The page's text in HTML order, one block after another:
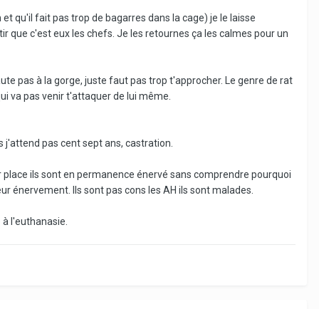
qu'il fait pas trop de bagarres dans la cage) je le laisse
c'est eux les chefs. Je les retournes ça les calmes pour un
pas à la gorge, juste faut pas trop t'approcher. Le genre de rat
va pas venir t'attaquer de lui même.
j'attend pas cent sept ans, castration.
ils sont en permanence énervé sans comprendre pourquoi
énervement. Ils sont pas cons les AH ils sont malades.
l'euthanasie.